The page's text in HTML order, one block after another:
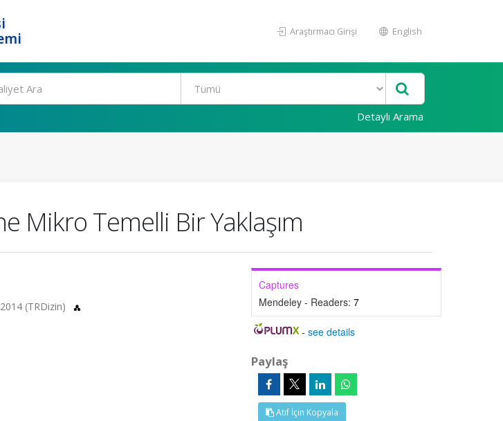
Araştırmacı Girişi English
Detaylı Arama
Mikro Temelli Bir Yaklaşım
(TRDizin)
Captures
Mendeley - Readers: 7
-see details
Paylaş
Atıf İçin Kopyala